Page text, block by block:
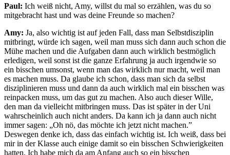
Paul: Ich weiß nicht, Amy, willst du mal so erzählen, was du so
mitgebracht hast und was deine Freunde so machen?
Amy: Ja, also wichtig ist auf jeden Fall, dass man Selbstdisziplin
mitbringt, würde ich sagen, weil man muss sich dann auch schon die
Mühe machen und die Aufgaben dann auch wirklich bestmöglich
erledigen, weil sonst ist die ganze Erfahrung ja auch irgendwie so
ein bisschen umsonst, wenn man das wirklich nur macht, weil man
es machen muss. Da glaube ich schon, dass man sich da selbst
disziplinieren muss und dann da auch wirklich mal ein bisschen was
reinpacken muss, um das gut zu machen. Also auch dieser Wille,
den man da vielleicht mitbringen muss. Das ist später in der Uni
wahrscheinlich auch nicht anders. Da kann ich ja dann auch nicht
immer sagen: „Oh nö, das möchte ich jetzt nicht machen.”
Deswegen denke ich, dass das einfach wichtig ist. Ich weiß, dass bei
mir in der Klasse auch einige damit so ein bisschen Schwierigkeiten
hatten. Ich habe mich da am Anfang auch so ein bisschen